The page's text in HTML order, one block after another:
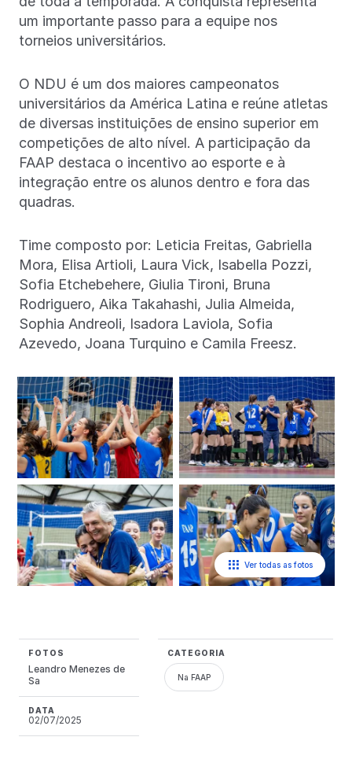
um importante passo para a equipe nos
torneios universitários.
O NDU é um dos maiores campeonatos
universitários da América Latina e reúne atletas
de diversas instituições de ensino superior em
competições de alto nível. A participação da
FAAP destaca o incentivo ao esporte e à
integração entre os alunos dentro e fora das
quadras.
Time composto por: Leticia Freitas, Gabriella
Mora, Elisa Artioli, Laura Vick, Isabella Pozzi,
Sofia Etchebehere, Giulia Tironi, Bruna
Rodriguero, Aika Takahashi, Julia Almeida,
Sophia Andreoli, Isadora Laviola, Sofia
Azevedo, Joana Turquino e Camila Freesz.
Ver todas as fotos
FOTOS
Leandro Menezes de
Sa
DATA
02/07/2025
CATEGORIA
Na FAAP